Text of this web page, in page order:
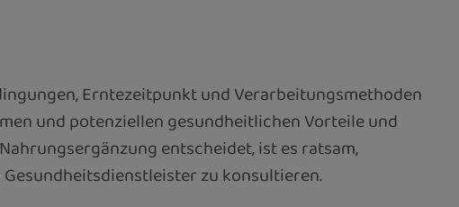
Erntezeitpunkt und Verarbeitungsmethoden
und potenziellen gesundheitlichen Vorteile und
entscheidet, ist es ratsam,
zu konsultieren.